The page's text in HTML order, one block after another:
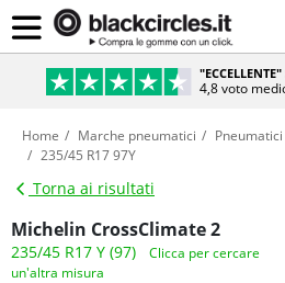
4,8 voto
Home Marche pneumatici
235/45 R17 97Y
Torna ai risultati
Michelin CrossClimate 2
235/45 R17 Y (97)
Clicca per cercare
un'altra misura